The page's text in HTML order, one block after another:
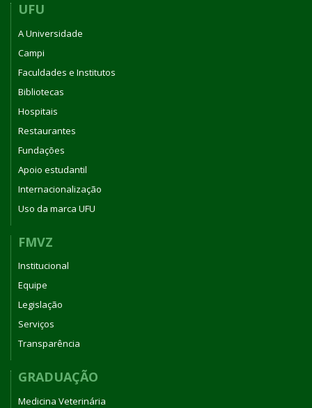
UFU
A Universidade
Campi
Faculdades e Institutos
Bibliotecas
Hospitais
Restaurantes
Fundações
Apoio estudantil
Internacionalização
Uso da marca UFU
FMVZ
Institucional
Equipe
Legislação
Serviços
Transparência
GRADUAÇÃO
Medicina Veterinária